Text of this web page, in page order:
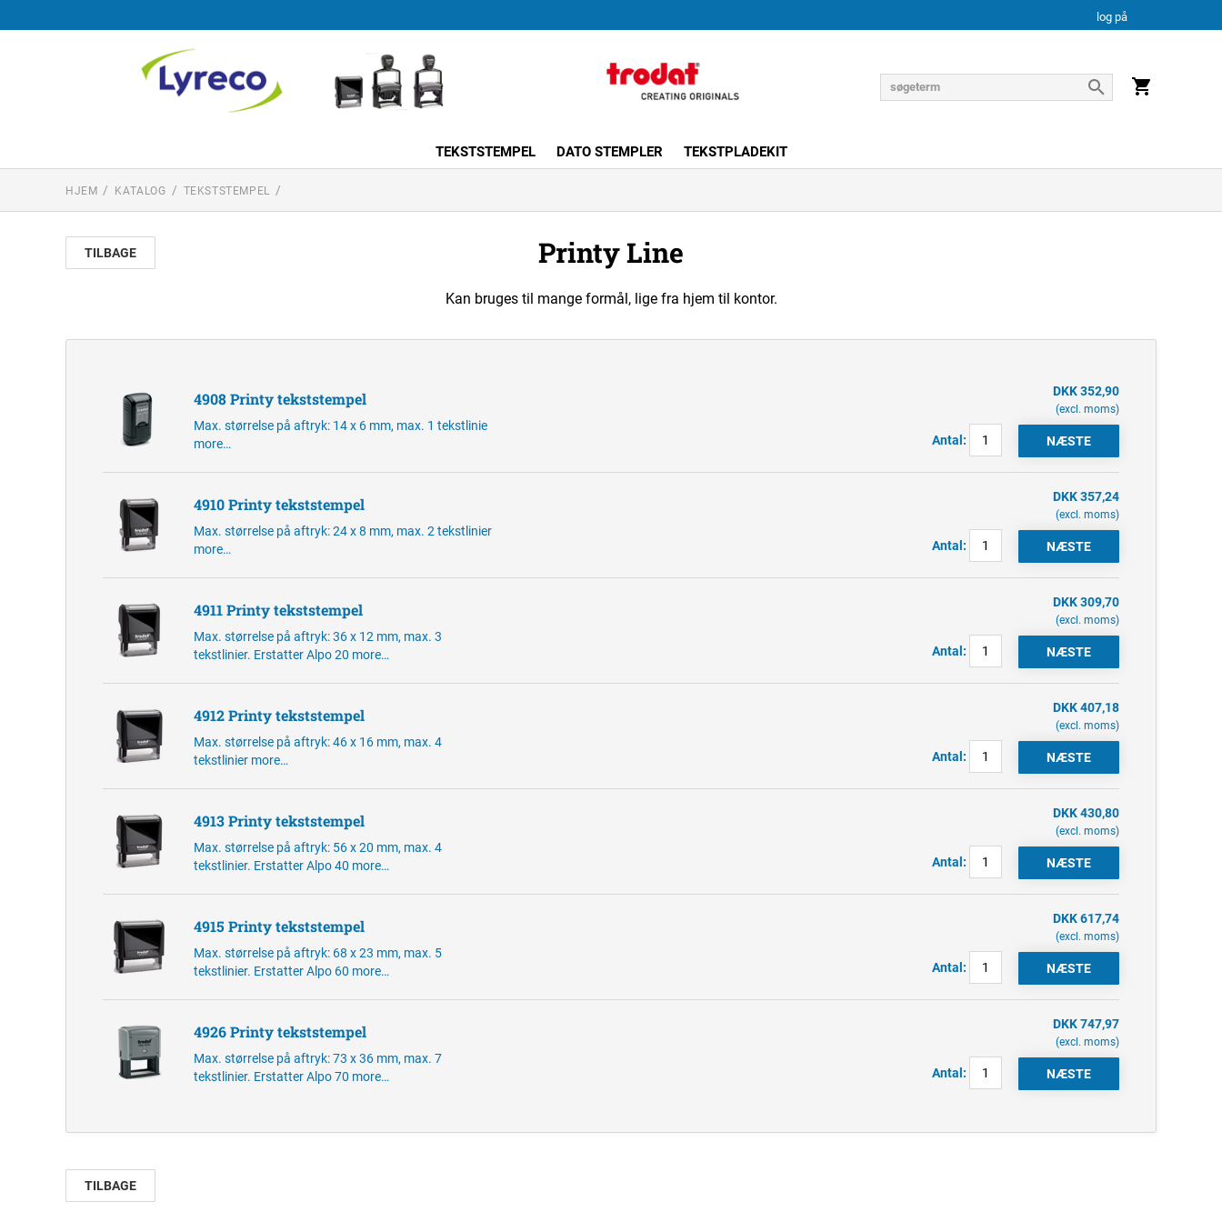
log på
TEKSTSTEMPEL DATO STEMPLER TEKSTPLADEKIT
HJEM KATALOG TEKSTSTEMPEL
TILBAGE Printy Line
Kan bruges til mange formål, lige fra hjem til kontor.
4908 Printy tekststempel
Max. størrelse på aftryk: 14 x 6 mm, max. 1 tekstlinie
more…
DKK 352,90
(excl. moms)
Antal:
4910 Printy tekststempel
Max. størrelse på aftryk: 24 x 8 mm, max. 2 tekstlinier
more…
DKK 357,24
(excl. moms)
Antal:
4911 Printy tekststempel
Max. størrelse på aftryk: 36 x 12 mm, max. 3
tekstlinier. Erstatter Alpo 20 more…
DKK 309,70
(excl. moms)
Antal:
4912 Printy tekststempel
Max. størrelse på aftryk: 46 x 16 mm, max. 4
tekstlinier more…
DKK 407,18
(excl. moms)
Antal:
4913 Printy tekststempel
Max. størrelse på aftryk: 56 x 20 mm, max. 4
tekstlinier. Erstatter Alpo 40 more…
DKK 430,80
(excl. moms)
Antal:
4915 Printy tekststempel
Max. størrelse på aftryk: 68 x 23 mm, max. 5
tekstlinier. Erstatter Alpo 60 more…
DKK 617,74
(excl. moms)
Antal:
4926 Printy tekststempel
Max. størrelse på aftryk: 73 x 36 mm, max. 7
tekstlinier. Erstatter Alpo 70 more…
DKK 747,97
(excl. moms)
Antal:
TILBAGE